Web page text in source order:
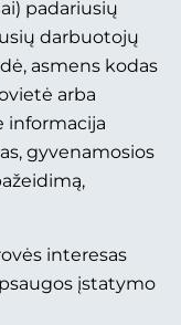
padariusių
darbuotojų
asmens kodas
arba
informacija
gyvenamosios
interesas
įstatymo